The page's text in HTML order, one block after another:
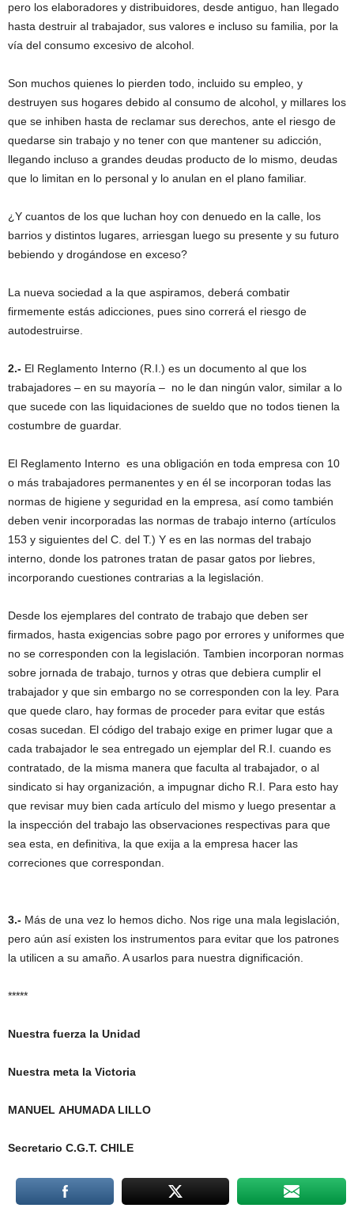
pero los elaboradores y distribuidores, desde antiguo, han llegado
hasta destruir al trabajador, sus valores e incluso su familia, por la
vía del consumo excesivo de alcohol.
Son muchos quienes lo pierden todo, incluido su empleo, y
destruyen sus hogares debido al consumo de alcohol, y millares los
que se inhiben hasta de reclamar sus derechos, ante el riesgo de
quedarse sin trabajo y no tener con que mantener su adicción,
llegando incluso a grandes deudas producto de lo mismo, deudas
que lo limitan en lo personal y lo anulan en el plano familiar.
¿Y cuantos de los que luchan hoy con denuedo en la calle, los
barrios y distintos lugares, arriesgan luego su presente y su futuro
bebiendo y drogándose en exceso?
La nueva sociedad a la que aspiramos, deberá combatir
firmemente estás adicciones, pues sino correrá el riesgo de
autodestruirse.
2.- El Reglamento Interno (R.I.) es un documento al que los
trabajadores – en su mayoría – no le dan ningún valor, similar a lo
que sucede con las liquidaciones de sueldo que no todos tienen la
costumbre de guardar.
El Reglamento Interno es una obligación en toda empresa con 10
o más trabajadores permanentes y en él se incorporan todas las
normas de higiene y seguridad en la empresa, así como también
deben venir incorporadas las normas de trabajo interno (artículos
153 y siguientes del C. del T.) Y es en las normas del trabajo
interno, donde los patrones tratan de pasar gatos por liebres,
incorporando cuestiones contrarias a la legislación.
Desde los ejemplares del contrato de trabajo que deben ser
firmados, hasta exigencias sobre pago por errores y uniformes que
no se corresponden con la legislación. Tambien incorporan normas
sobre jornada de trabajo, turnos y otras que debiera cumplir el
trabajador y que sin embargo no se corresponden con la ley. Para
que quede claro, hay formas de proceder para evitar que estás
cosas sucedan. El código del trabajo exige en primer lugar que a
cada trabajador le sea entregado un ejemplar del R.I. cuando es
contratado, de la misma manera que faculta al trabajador, o al
sindicato si hay organización, a impugnar dicho R.I. Para esto hay
que revisar muy bien cada artículo del mismo y luego presentar a
la inspección del trabajo las observaciones respectivas para que
sea esta, en definitiva, la que exija a la empresa hacer las
correciones que correspondan.
3.- Más de una vez lo hemos dicho. Nos rige una mala legislación,
pero aún así existen los instrumentos para evitar que los patrones
la utilicen a su amaño. A usarlos para nuestra dignificación.
*****
Nuestra fuerza la Unidad
Nuestra meta la Victoria
MANUEL AHUMADA LILLO
Secretario C.G.T. CHILE